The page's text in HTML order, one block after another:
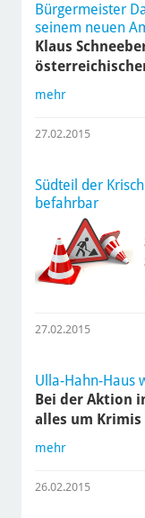
Bürgermeister
seinem neuen
Klaus
mehr
27.02.2015
Südteil der
befahrbar
27.02.2015
Ulla-Hahn-Haus
Bei der Aktion
alles um Krimis
mehr
26.02.2015